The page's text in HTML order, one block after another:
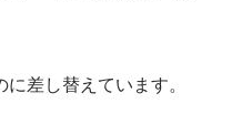
差し替えています。